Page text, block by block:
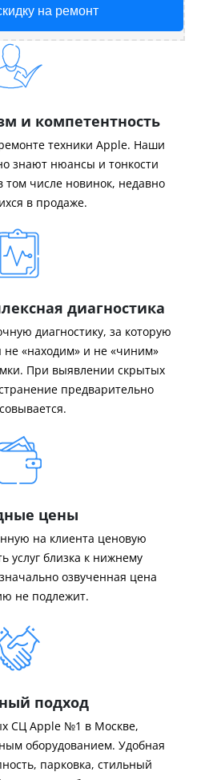
на ремонт
и компетентность
техники Apple. Наши
знают нюансы и тонкости
том числе новинок, недавно
в продаже.
диагностика
диагностику, за которую
«находим» и не «чиним»
При выявлении скрытых
предварительно
цены
на клиента ценовую
услуг близка к нижнему
озвученная цена
не подлежит.
подход
СЦ Apple №1 в Москве,
оборудованием. Удобная
парковка, стильный